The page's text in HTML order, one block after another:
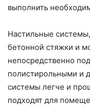
выполнить
Настильные
бетонной стяжки и
непосредственно
полистирольными и
системы легче и
подходят для